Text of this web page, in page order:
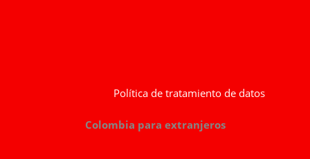
Política de tratamiento de datos
Colombia para extranjeros